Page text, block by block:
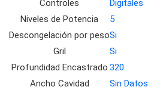
Controles
Digitales
Niveles de Potencia
5
Descongelación por pesoSi
Gril
Si
Profundidad Encastrado 320
Ancho Cavidad
Sin Datos